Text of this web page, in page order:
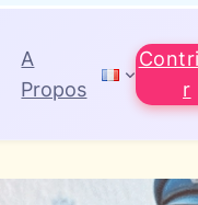
A
Propos
r